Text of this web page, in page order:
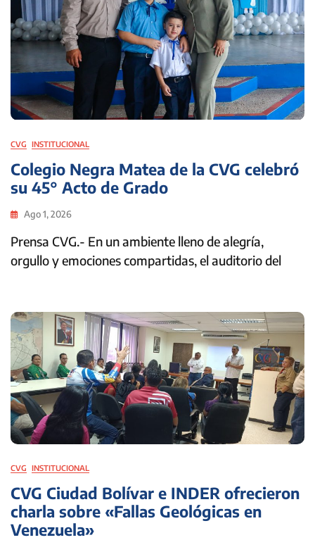
CVG INSTITUCIONAL
Colegio Negra Matea de la CVG celebró
su 45° Acto de Grado
Ago 1, 2026
Prensa CVG.- En un ambiente lleno de alegría,
orgullo y emociones compartidas, el auditorio del
CVG INSTITUCIONAL
CVG Ciudad Bolívar e INDER ofrecieron
charla sobre «Fallas Geológicas en
Venezuela»